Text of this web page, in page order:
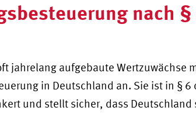
nach §
jahrelang aufgebaute Wertzuwächse
in Deutschland an. Sie ist in § 6
und stellt sicher, dass Deutschland